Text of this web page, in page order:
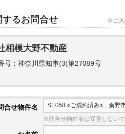
るお問合せ ※ご入
相模大野不動産
号：神奈川県知事(3)第27089号
合せ物件名
※問合せ物件名は変更しない